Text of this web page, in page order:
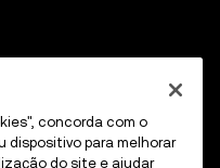
concorda com o
dispositivo para melhorar
do site e ajudar